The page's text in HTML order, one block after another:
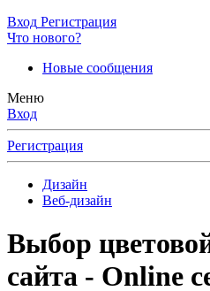
Вход Регистрация
Что нового?
Новые сообщения
Меню
Вход
Регистрация
Дизайн
Веб-дизайн
Выбор
сайта - Online